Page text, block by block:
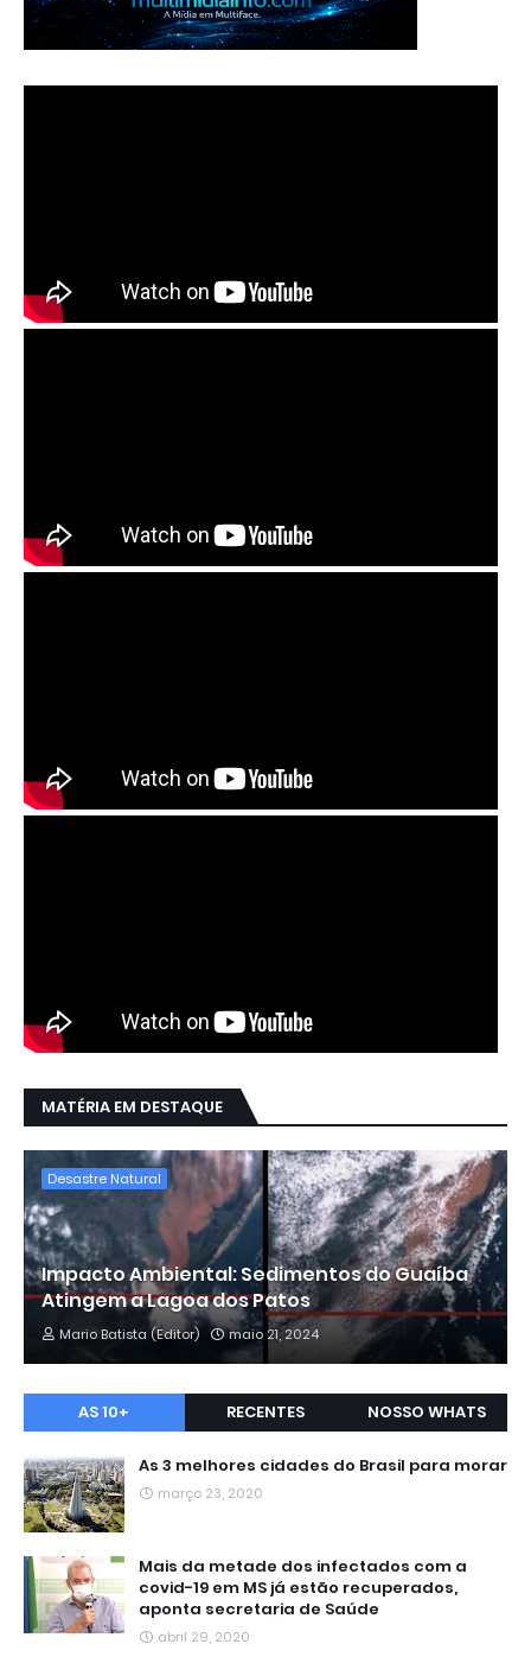
MATÉRIA EM DESTAQUE
Desastre Natural
Impacto Ambiental: Sedimentos do Guaíba
Atingem a Lagoa dos Patos
Mario Batista (Editor) maio 21, 2024
AS 10+ RECENTES NOSSO WHATS
As 3 melhores cidades do Brasil para morar
março 23, 2020
Mais da metade dos infectados com a
covid-19 em MS já estão recuperados,
aponta secretaria de Saúde
abril 29, 2020